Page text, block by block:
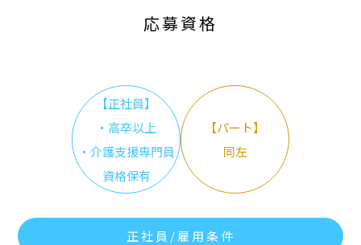
応募資格
【正社員】
・高卒以上
・介護支援専門員
資格保有
【パート】
同左
正社員/雇用条件